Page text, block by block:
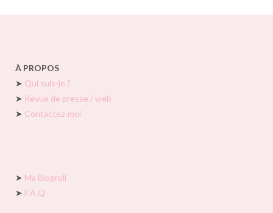
À PROPOS
➤ Qui suis-je ?
➤ Revue de presse / web
➤ Contactez-moi
➤ Ma Blogroll
➤ F.A.Q